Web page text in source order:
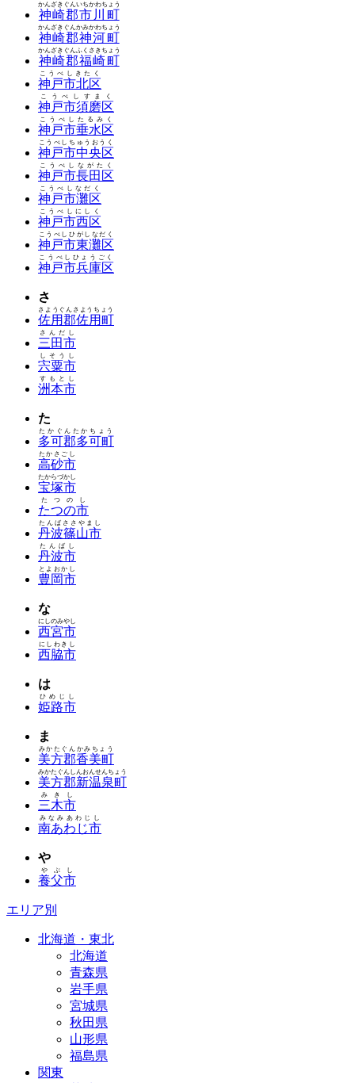
神崎郡市川町
かんざきぐんいちかわちょう
神崎郡神河町
かんざきぐんかみかわちょう
神崎郡福崎町
かんざきぐんふくさきちょう
神戸市北区
こうべしきたく
神戸市須磨区
こうべしすまく
神戸市垂水区
こうべしたるみく
神戸市中央区
こうべしちゅうおうく
神戸市長田区
こうべしながたく
神戸市灘区
こうべしなだく
神戸市西区
こうべしにしく
神戸市東灘区
こうべしひがしなだく
神戸市兵庫区
こうべしひょうごく
さ
佐用郡佐用町
さようぐんさようちょう
三田市
さんだし
宍粟市
しそうし
洲本市
すもとし
た
多可郡多可町
たかぐんたかちょう
高砂市
たかさごし
宝塚市
たからづかし
たつの市
たつのし
丹波篠山市
たんばささやまし
丹波市
たんばし
豊岡市
とよおかし
な
西宮市
にしのみやし
西脇市
にしわきし
は
姫路市
ひめじし
ま
美方郡香美町
みかたぐんかみちょう
美方郡新温泉町
みかたぐんしんおんせんちょう
三木市
みきし
南あわじ市
みなみあわじし
や
養父市
やぶし
エリア別
北海道・東北
北海道
青森県
岩手県
宮城県
秋田県
山形県
福島県
関東